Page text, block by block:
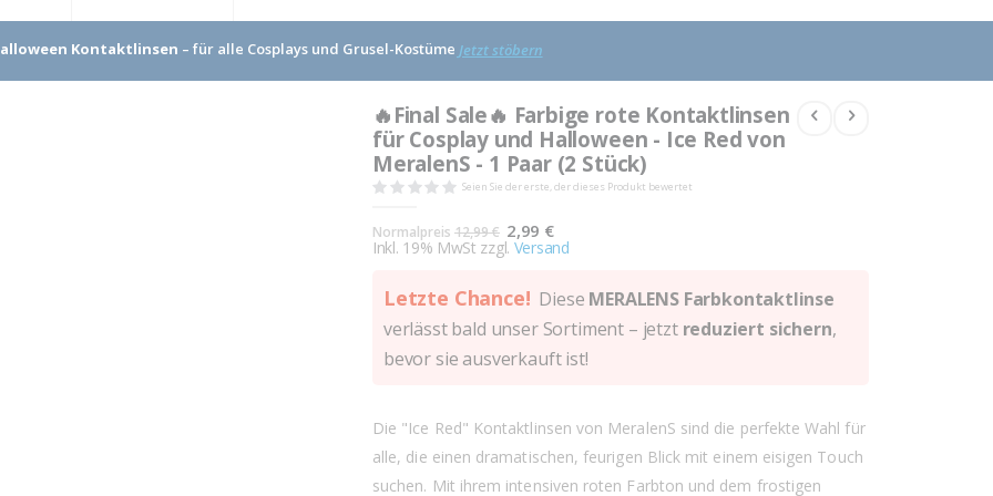
Kontaktlinsen – für alle Cosplays und Grusel-Kostüme Jetzt stöbern
🔥Final Sale🔥 Farbige rote Kontaktlinsen
für Cosplay und Halloween - Ice Red von
MeralenS - 1 Paar (2 Stück)
Seien Sie der erste, der dieses Produkt bewertet
Normalpreis 12,99 € Sonderangebot
2,99 €
Inkl. 19% MwSt zzgl. Versand
Letzte Chance! Diese MERALENS Farbkontaktlinse
verlässt bald unser Sortiment – jetzt reduziert sichern,
bevor sie ausverkauft ist!
Die "Ice Red" Kontaktlinsen von MeralenS sind die perfekte Wahl für
alle, die einen dramatischen, feurigen Blick mit einem eisigen Touch
suchen. Mit ihrem intensiven roten Farbton und dem frostigen